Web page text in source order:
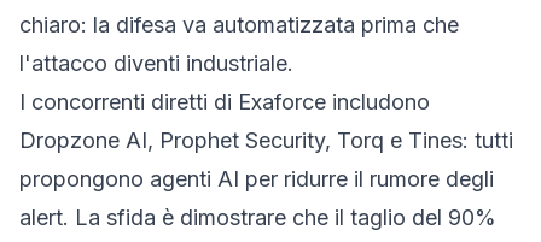
chiaro: la difesa va automatizzata prima che
l'attacco diventi industriale.
I concorrenti diretti di Exaforce includono
Dropzone AI, Prophet Security, Torq e Tines: tutti
propongono agenti AI per ridurre il rumore degli
alert. La sfida è dimostrare che il taglio del 90%